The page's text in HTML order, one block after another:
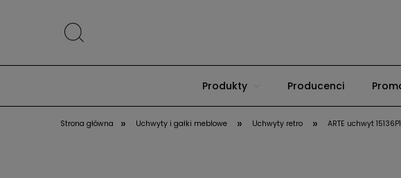
Produkty Producenci
Strona główna » Uchwyty i gałki meblowe » Uchwyty retro » ARTE uchwyt